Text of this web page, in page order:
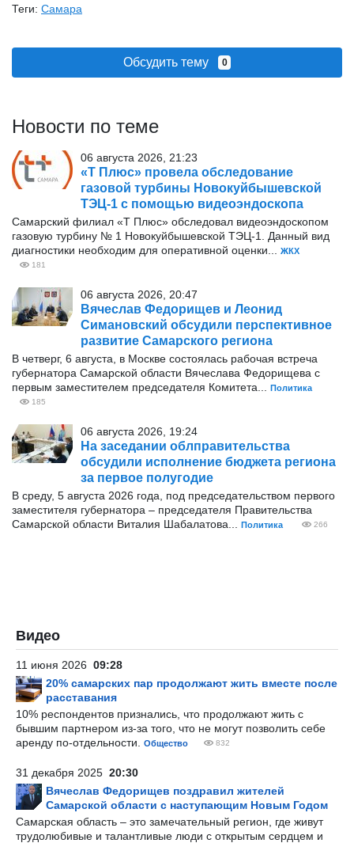
Теги: Самара
Обсудить тему 0
Новости по теме
06 августа 2026, 21:23
«Т Плюс» провела обследование
газовой турбины Новокуйбышевской
ТЭЦ-1 с помощью видеоэндоскопа
Самарский филиал «Т Плюс» обследовал видеоэндоскопом
газовую турбину № 1 Новокуйбышевской ТЭЦ-1. Данный вид
диагностики необходим для оперативной оценки...
ЖКХ
181
06 августа 2026, 20:47
Вячеслав Федорищев и Леонид
Симановский обсудили перспективное
развитие Самарского региона
В четверг, 6 августа, в Москве состоялась рабочая встреча
губернатора Самарской области Вячеслава Федорищева с
первым заместителем председателя Комитета...
Политика
185
06 августа 2026, 19:24
На заседании облправительства
обсудили исполнение бюджета региона
за первое полугодие
В среду, 5 августа 2026 года, под председательством первого
заместителя губернатора – председателя Правительства
Самарской области Виталия Шабалатова...
Политика 266
Видео
11 июня 2026 09:28
20% самарских пар продолжают жить вместе после
расставания
10% респондентов признались, что продолжают жить с
бывшим партнером из-за того, что не могут позволить себе
аренду по-отдельности.
Общество 832
31 декабря 2025 20:30
Вячеслав Федорищев поздравил жителей
Самарской области с наступающим Новым Годом
Самарская область – это замечательный регион, где живут
трудолюбивые и талантливые люди с открытым сердцем и